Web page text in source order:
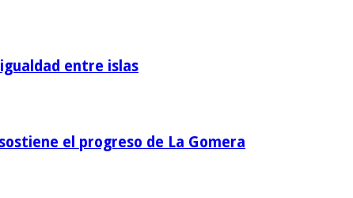
entre islas
el progreso de La Gomera